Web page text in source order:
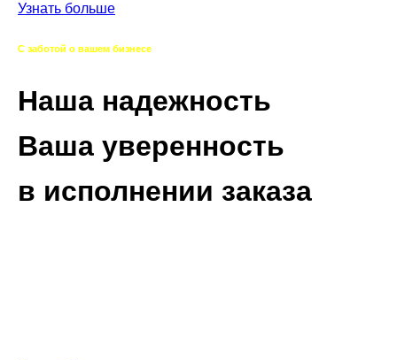
Узнать больше
С заботой о вашем бизнесе
Наша надежность
Ваша уверенность
в исполнении заказа